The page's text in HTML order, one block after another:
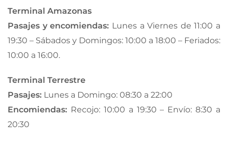
Terminal Amazonas
Pasajes y encomiendas: Lunes a Viernes de 11:00 a
19:30 – Sábados y Domingos: 10:00 a 18:00 – Feriados:
10:00 a 16:00.
Terminal Terrestre
Pasajes: Lunes a Domingo: 08:30 a 22:00
Encomiendas: Recojo: 10:00 a 19:30 – Envío: 8:30 a
20:30